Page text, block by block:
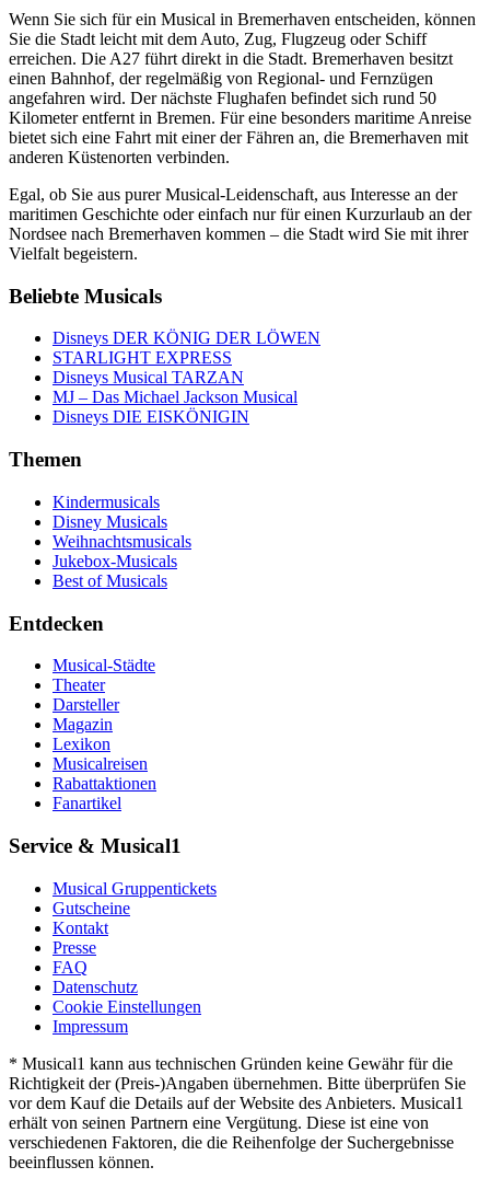
Wenn Sie sich für ein Musical in Bremerhaven entscheiden, können
Sie die Stadt leicht mit dem Auto, Zug, Flugzeug oder Schiff
erreichen. Die A27 führt direkt in die Stadt. Bremerhaven besitzt
einen Bahnhof, der regelmäßig von Regional- und Fernzügen
angefahren wird. Der nächste Flughafen befindet sich rund 50
Kilometer entfernt in Bremen. Für eine besonders maritime Anreise
bietet sich eine Fahrt mit einer der Fähren an, die Bremerhaven mit
anderen Küstenorten verbinden.
Egal, ob Sie aus purer Musical-Leidenschaft, aus Interesse an der
maritimen Geschichte oder einfach nur für einen Kurzurlaub an der
Nordsee nach Bremerhaven kommen – die Stadt wird Sie mit ihrer
Vielfalt begeistern.
Beliebte Musicals
Disneys DER KÖNIG DER LÖWEN
STARLIGHT EXPRESS
Disneys Musical TARZAN
MJ – Das Michael Jackson Musical
Disneys DIE EISKÖNIGIN
Themen
Kindermusicals
Disney Musicals
Weihnachtsmusicals
Jukebox-Musicals
Best of Musicals
Entdecken
Musical-Städte
Theater
Darsteller
Magazin
Lexikon
Musicalreisen
Rabattaktionen
Fanartikel
Service & Musical1
Musical Gruppentickets
Gutscheine
Kontakt
Presse
FAQ
Datenschutz
Cookie Einstellungen
Impressum
* Musical1 kann aus technischen Gründen keine Gewähr für die
Richtigkeit der (Preis-)Angaben übernehmen. Bitte überprüfen Sie
vor dem Kauf die Details auf der Website des Anbieters. Musical1
erhält von seinen Partnern eine Vergütung. Diese ist eine von
verschiedenen Faktoren, die die Reihenfolge der Suchergebnisse
beeinflussen können.